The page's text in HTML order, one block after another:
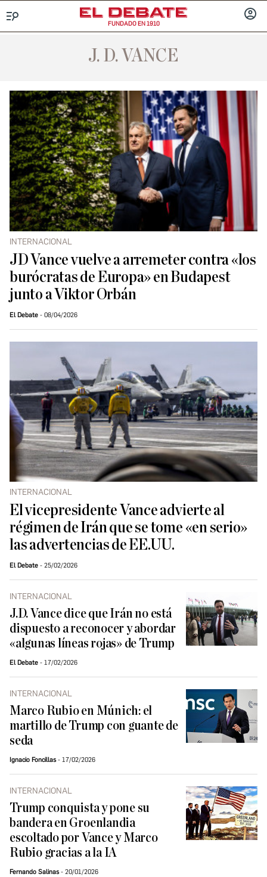
FUNDADO EN 1910
J. D. VANCE
INTERNACIONAL
JD Vance vuelve a arremeter contra «los
burócratas de Europa» en Budapest
junto a Viktor Orbán
El Debate 08/04/2026
INTERNACIONAL
El vicepresidente Vance advierte al
régimen de Irán que se tome «en serio»
las advertencias de EE.UU.
El Debate 25/02/2026
INTERNACIONAL
J.D. Vance dice que Irán no está
dispuesto a reconocer y abordar
«algunas líneas rojas» de Trump
El Debate 17/02/2026
INTERNACIONAL
Marco Rubio en Múnich: el
martillo de Trump con guante de
seda
Ignacio Foncillas 17/02/2026
INTERNACIONAL
Trump conquista y pone su
bandera en Groenlandia
escoltado por Vance y Marco
Rubio gracias a la IA
Fernando Salinas 20/01/2026